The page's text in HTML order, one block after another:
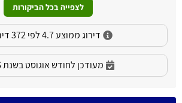
לצפייה בכל הביקורות
דירוג ממוצע 4.7 לפי 372 דירוגים
מעודכן לחודש אוגוסט בשנת 2026